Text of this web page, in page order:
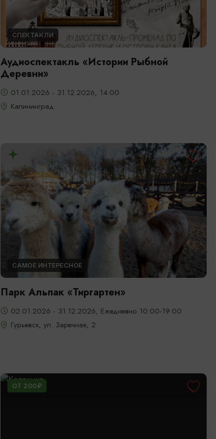
СПЕКТАКЛИ
Аудиоспектакль «Истории Рыбной
Деревни»
01.01.2026 - 31.12.2026, 14:00
Калининград
САМОЕ ИНТЕРЕСНОЕ
Парк Альпак «Тиргартен»
02.01.2026 - 31.12.2026, Ежедневно 10:00-19:00
Гурьевск, ул. Заречная, 2
ОТ 200₽